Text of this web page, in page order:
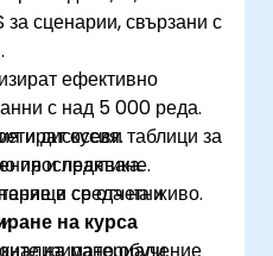
за сценарии, свързани с
ефективно
с над 5 000 реда.
осеви таблици за
проследяване.
се отчетни
на материали
и дискусия.
и практика.
в среда на живо.
на курса
обучение